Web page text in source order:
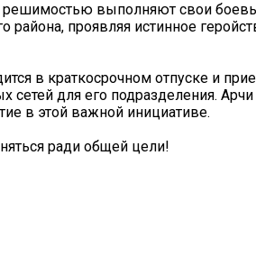
выполняют свои
проявляя истинное
в краткосрочном отпуске и
для его подразделения.
в этой важной инициативе.
ради общей цели!